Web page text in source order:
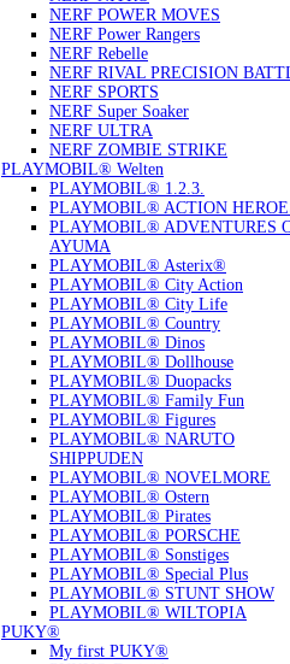
NERF POWER MOVES
NERF Power Rangers
NERF Rebelle
NERF RIVAL PRECISION
NERF SPORTS
NERF Super Soaker
NERF ULTRA
NERF ZOMBIE STRIKE
PLAYMOBIL® Welten
PLAYMOBIL® 1.2.3.
PLAYMOBIL® ACTION
PLAYMOBIL® ADVENTURES
AYUMA
PLAYMOBIL® Asterix®
PLAYMOBIL® City Action
PLAYMOBIL® City Life
PLAYMOBIL® Country
PLAYMOBIL® Dinos
PLAYMOBIL® Dollhouse
PLAYMOBIL® Duopacks
PLAYMOBIL® Family Fun
PLAYMOBIL® Figures
PLAYMOBIL® NARUTO
SHIPPUDEN
PLAYMOBIL® NOVELMORE
PLAYMOBIL® Ostern
PLAYMOBIL® Pirates
PLAYMOBIL® PORSCHE
PLAYMOBIL® Sonstiges
PLAYMOBIL® Special Plus
PLAYMOBIL® STUNT SHOW
PLAYMOBIL® WILTOPIA
PUKY®
My first PUKY®